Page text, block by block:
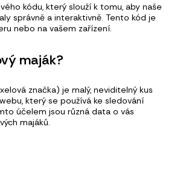
kódu, který slouží k tomu, aby naše
správně a interaktivně. Tento kód je
nebo na vašem zařízení.
maják?
značka) je malý, neviditelný kus
který se používá ke sledování
účelem jsou různá data o vás
majáků.